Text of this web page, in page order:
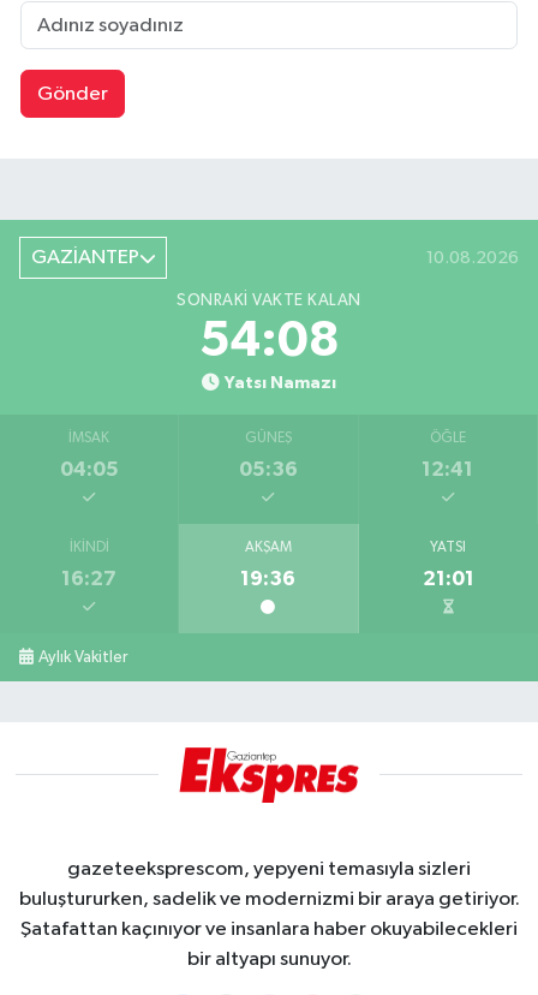
Gönder
GAZİANTEP 10.08.2026
SONRAKI VAKTE KALAN
54:07
Yatsı Namazı
İMSAK
04:05
GÜNEŞ
05:36
ÖĞLE
12:41
İKINDI
16:27
AKŞAM
19:36
YATSI
21:01
Aylık Vakitler
gazeteeksprescom, yepyeni temasıyla sizleri
buluştururken, sadelik ve modernizmi bir araya getiriyor.
Şatafattan kaçınıyor ve insanlara haber okuyabilecekleri
bir altyapı sunuyor.